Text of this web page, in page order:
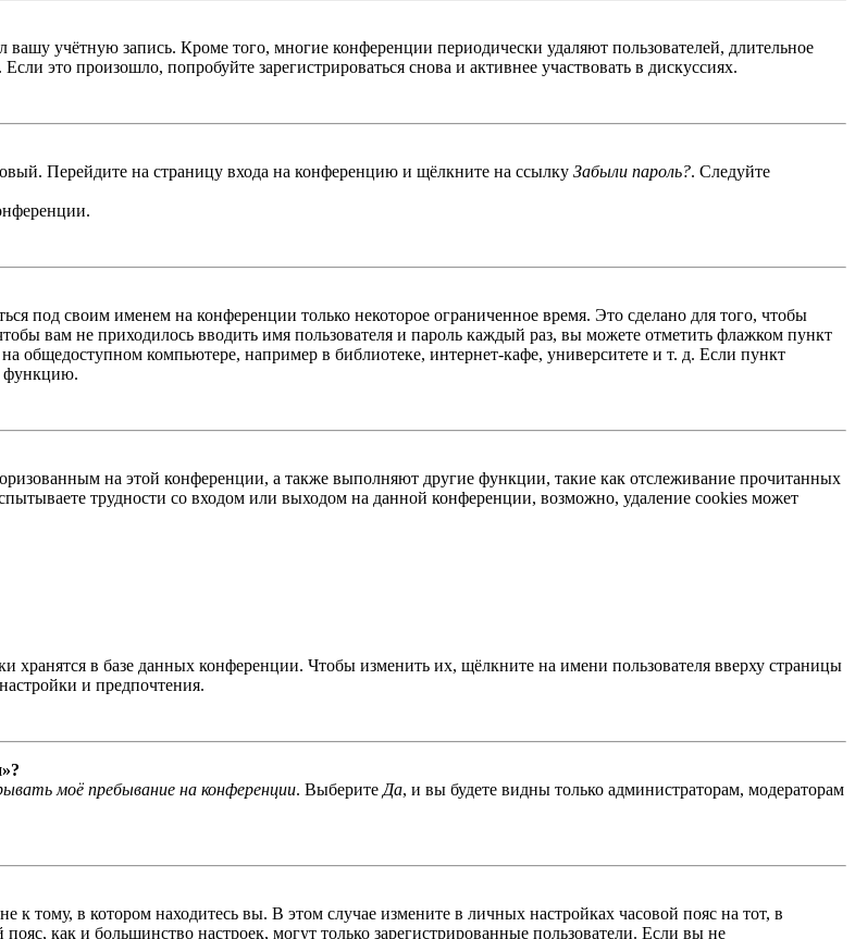
учётную запись. Кроме того, многие конференции периодически удаляют пользователей, длительное
это произошло, попробуйте зарегистрироваться снова и активнее участвовать в дискуссиях.
Перейдите на страницу входа на конференцию и щёлкните на ссылку Забыли пароль?. Следуйте
под своим именем на конференции только некоторое ограниченное время. Это сделано для того, чтобы
вам не приходилось вводить имя пользователя и пароль каждый раз, вы можете отметить флажком пункт
общедоступном компьютере, например в библиотеке, интернет-кафе, университете и т. д. Если пункт
функцию.
на этой конференции, а также выполняют другие функции, такие как отслеживание прочитанных
трудности со входом или выходом на данной конференции, возможно, удаление cookies может
хранятся в базе данных конференции. Чтобы изменить их, щёлкните на имени пользователя вверху страницы
и предпочтения.
моё пребывание на конференции. Выберите Да, и вы будете видны только администраторам, модераторам
к тому, в котором находитесь вы. В этом случае измените в личных настройках часовой пояс на тот, в
как и большинство настроек, могут только зарегистрированные пользователи. Если вы не